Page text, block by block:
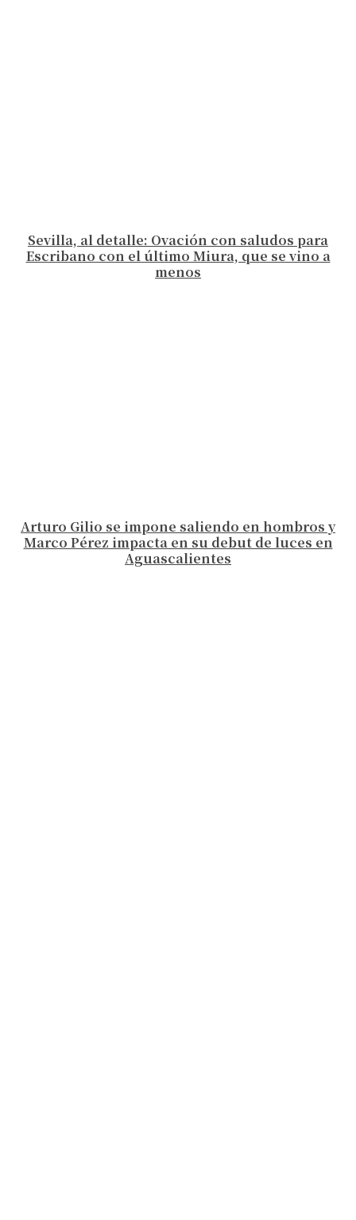
Sevilla, al detalle: Ovación con saludos para
Escribano con el último Miura, que se vino a
menos
Arturo Gilio se impone saliendo en hombros y
Marco Pérez impacta en su debut de luces en
Aguascalientes